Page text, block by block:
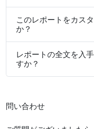
このレポートをカス
か？
レポートの全文を入
すか？
問い合わせ